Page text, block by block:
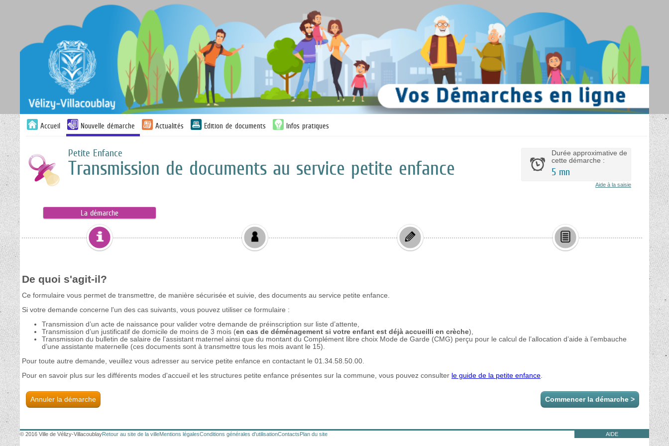
Accueil Nouvelle démarche Actualités Edition de documents Infos pratiques
Petite Enfance
Transmission de documents au service petite enfance
Durée approximative de
cette démarche :
5 mn
Aide à la saisie
La démarche
Commencer la démarche >
Annuler la démarche
© 2016 Ville de Vélizy-VillacoublayRetour au site de la villeMentions légalesConditions générales d'utilisationContacts Plan du site AIDE